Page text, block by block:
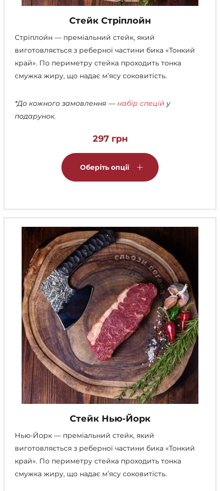
Стейк Стріплойн
Стріплойн — преміальний стейк, який
виготовляється з реберної частини бика «Тонкий
край». По периметру стейка проходить тонка
смужка жиру, що надає м’ясу соковитість.
*До кожного замовлення — набір спецій у
подарунок.
297 грн
Оберіть опції
можна
на
сторінці
товару
Стейк Нью-Йорк
Нью-Йорк — преміальний стейк, який
виготовляється з реберної частини бика «Тонкий
край». По периметру стейка проходить тонка
смужка жиру, що надає м’ясу соковитість.